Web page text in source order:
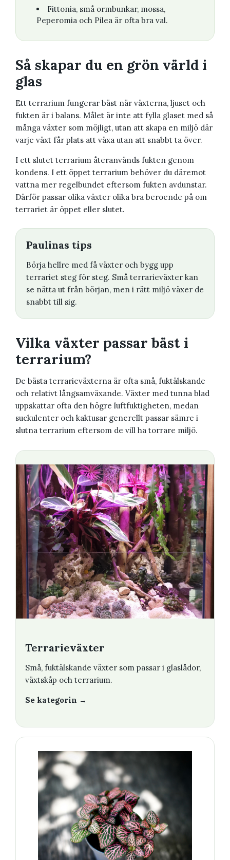
Fittonia, små ormbunkar, mossa,
Peperomia och Pilea är ofta bra val.
Så skapar du en grön värld i
glas
Ett terrarium fungerar bäst när växterna, ljuset och
fukten är i balans. Målet är inte att fylla glaset med så
många växter som möjligt, utan att skapa en miljö där
varje växt får plats att växa utan att snabbt ta över.
I ett slutet terrarium återanvänds fukten genom
kondens. I ett öppet terrarium behöver du däremot
vattna mer regelbundet eftersom fukten avdunstar.
Därför passar olika växter olika bra beroende på om
terrariet är öppet eller slutet.
Paulinas tips
Börja hellre med få växter och bygg upp
terrariet steg för steg. Små terrarieväxter kan
se nätta ut från början, men i rätt miljö växer de
snabbt till sig.
Vilka växter passar bäst i
terrarium?
De bästa terrarieväxterna är ofta små, fuktälskande
och relativt långsamväxande. Växter med tunna blad
uppskattar ofta den högre luftfuktigheten, medan
suckulenter och kaktusar generellt passar sämre i
slutna terrarium eftersom de vill ha torrare miljö.
Terrarieväxter
Små, fuktälskande växter som passar i glaslådor,
växtskåp och terrarium.
Se kategorin →